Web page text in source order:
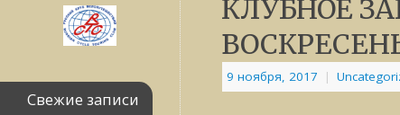
КЛУБНОЕ
9 ноября, 2017 |
Свежие записи